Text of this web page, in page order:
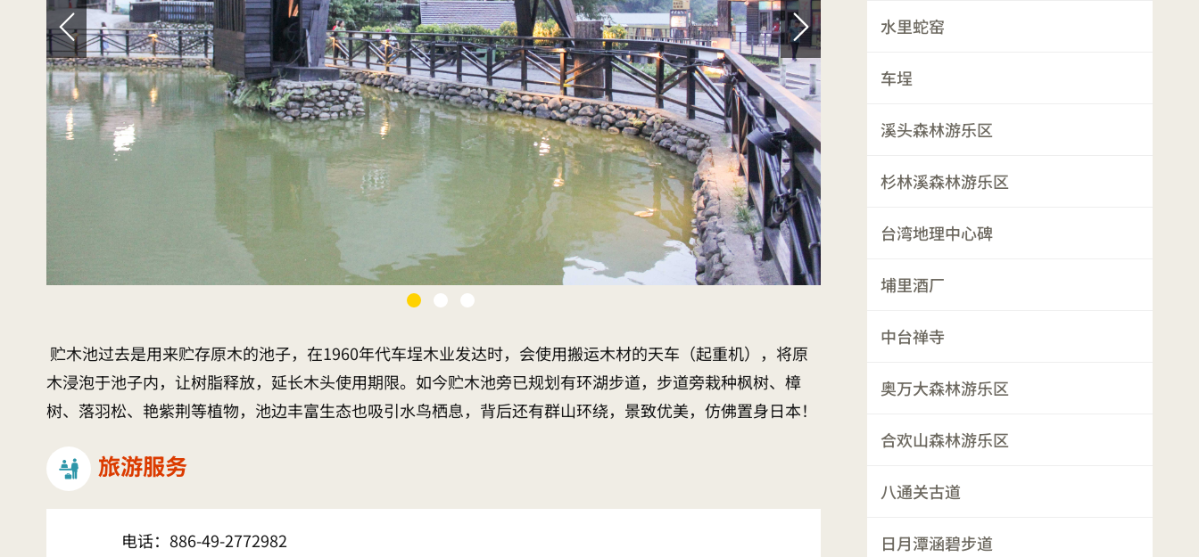
贮木池过去是用来贮存原木的池子，在1960年代车埕木业发达时，会使用搬运木材的天车（起重机），将原
木浸泡于池子内，让树脂释放，延长木头使用期限。如今贮木池旁已规划有环湖步道，步道旁栽种枫树、樟
树、落羽松、艳紫荆等植物，池边丰富生态也吸引水鸟栖息，背后还有群山环绕，景致优美，仿佛置身日本！
旅游服务
电话： 886-49-2772982
水里蛇窑
车埕
溪头森林游乐区
杉林溪森林游乐区
台湾地理中心碑
埔里酒厂
中台禅寺
奥万大森林游乐区
合欢山森林游乐区
八通关古道
日月潭涵碧步道